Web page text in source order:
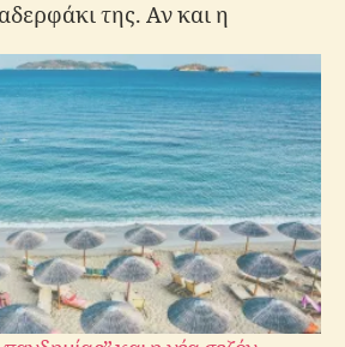
της. Αν και η
είναι ότι στην
ταιριάζει γάντι η
και καλύτερα" ωστόσο